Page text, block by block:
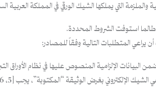
في المملكة العربية السعودية [5، 6]. وقد أكد المنظم السعودي على عدم جواز نفي صحة التعاملات
طالما استوفت الشروط المحددة.
يراعي المتطلبات التالية وفقاً للمصادر:
البيانات الإلزامية المنصوص عليها في نظام الأوراق
الشيك الإلكتروني بغرض الوثيقة “المكتوبة”، يجب [5، 6]: